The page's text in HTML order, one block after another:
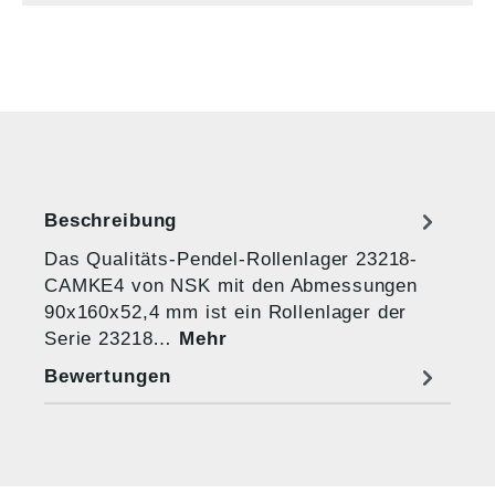
Beschreibung
Das Qualitäts-Pendel-Rollenlager 23218-
CAMKE4 von NSK mit den Abmessungen
90x160x52,4 mm ist ein Rollenlager der
Serie 23218… Mehr
Bewertungen